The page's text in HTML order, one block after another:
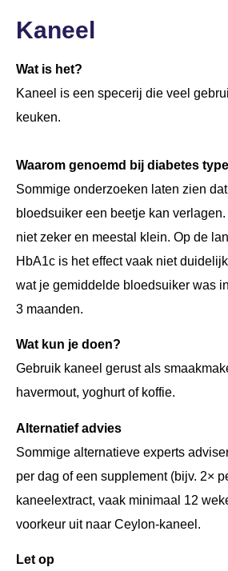
Kaneel
Wat is het?
Kaneel is een specerij die veel
keuken.
Waarom genoemd bij diabetes
Sommige onderzoeken laten zien
bloedsuiker een beetje kan
niet zeker en meestal klein. Op de
HbA1c is het effect vaak niet
wat je gemiddelde bloedsuiker was
3 maanden.
Wat kun je doen?
Gebruik kaneel gerust als
havermout, yoghurt of koffie.
Alternatief advies
Sommige alternatieve experts
per dag of een supplement (bijv. 2×
kaneelextract, vaak minimaal 12
voorkeur uit naar Ceylon-kaneel.
Let op